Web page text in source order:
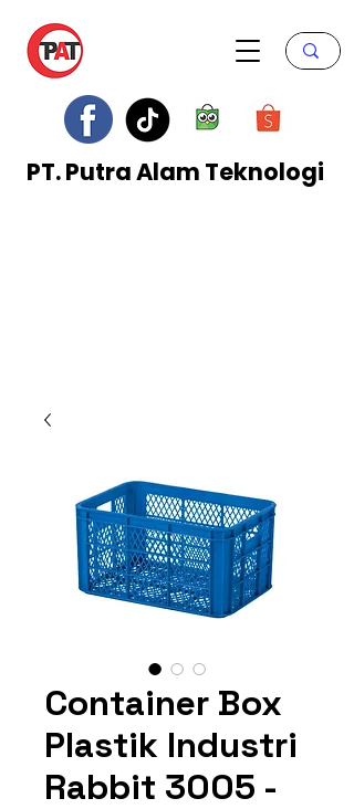
PT. Putra Alam Teknologi
Container Box
Plastik Industri
Rabbit 3005 -